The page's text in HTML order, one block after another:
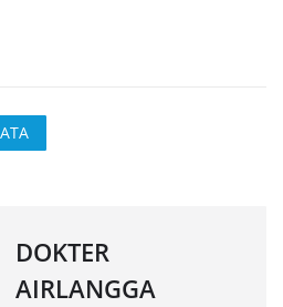
DOKTER
AIRLANGGA